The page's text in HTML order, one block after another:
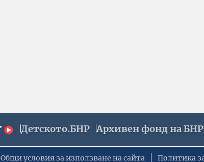
Детското.БНР Архивен фонд на БНР
Общи условия за използване на сайта Политика